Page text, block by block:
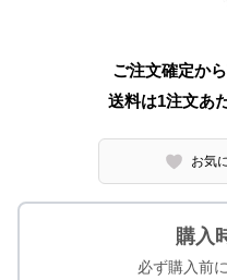
ご注文確定か
送料は1注文あ
お気
購入
必ず購入前